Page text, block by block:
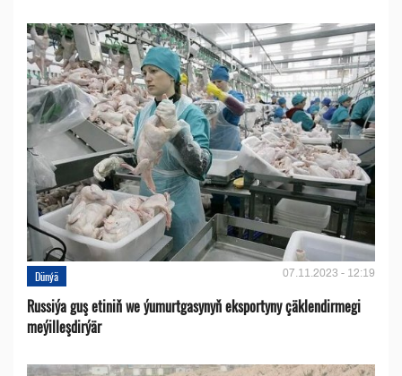
Dünýä 07.11.2023 - 12:19
Russiýa guş etiniň we ýumurtgasynyň eksportyny çäklendirmegi
meýilleşdirýär